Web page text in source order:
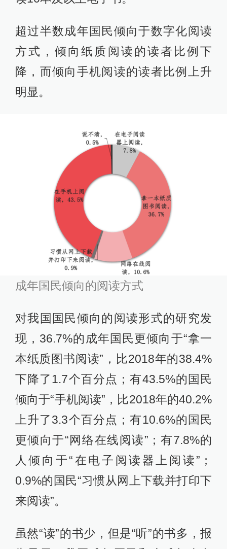
超过半数成年国民倾向于数字化阅读
方式，倾向纸质阅读的读者比例下
降，而倾向手机阅读的读者比例上升
明显。
成年国民倾向的阅读方式
对我国国民倾向的阅读形式的研究发
现，36.7%的成年国民更倾向于“拿一
本纸质图书阅读”，比2018年的38.4%
下降了1.7个百分点；有43.5%的国民
倾向于“手机阅读”，比2018年的40.2%
上升了3.3个百分点；有10.6%的国民
更倾向于“网络在线阅读”；有7.8%的
人倾向于“在电子阅读器上阅读”；
0.9%的国民“习惯从网上下载并打印下
来阅读”。
虽然“读”的书少，但是“听”的书多，报